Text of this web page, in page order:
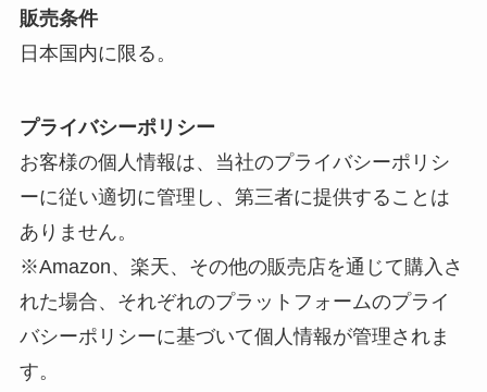
販売条件
日本国内に限る。
プライバシーポリシー
お客様の個人情報は、当社のプライバシーポリシ
ーに従い適切に管理し、第三者に提供することは
ありません。
※Amazon、楽天、その他の販売店を通じて購入さ
れた場合、それぞれのプラットフォームのプライ
バシーポリシーに基づいて個人情報が管理されま
す。